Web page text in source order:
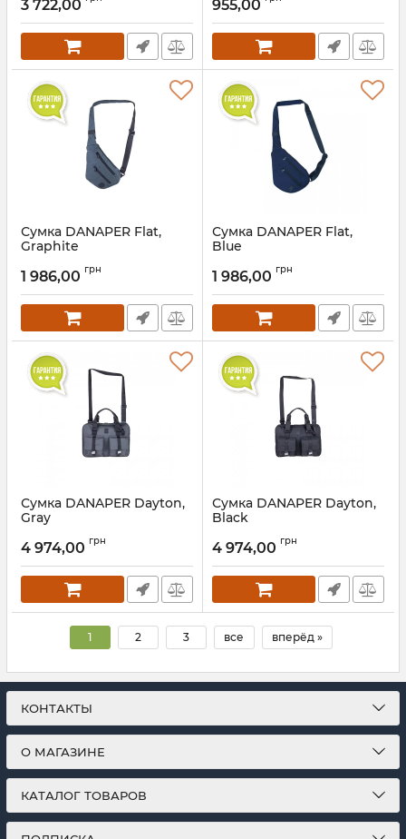
3 722,00 955,00
Сумка DANAPER Flat,
Graphite
1 986,00 грн
Сумка DANAPER Flat,
Blue
1 986,00 грн
Сумка DANAPER Dayton,
Gray
4 974,00 грн
Сумка DANAPER Dayton,
Black
4 974,00 грн
1 2 3 все вперёд »
КОНТАКТЫ
О МАГАЗИНЕ
КАТАЛОГ ТОВАРОВ